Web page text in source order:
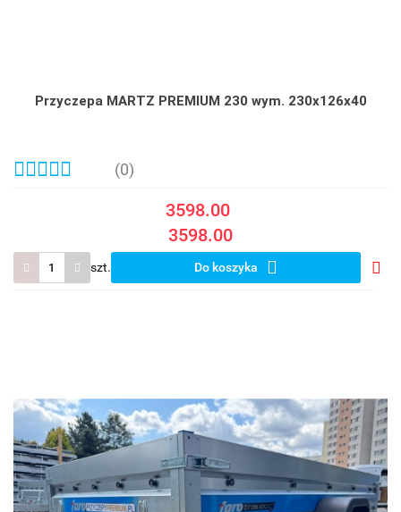
Przyczepa MARTZ PREMIUM 230 wym. 230x126x40
(0)
3598.00
3598.00
szt. Do koszyka